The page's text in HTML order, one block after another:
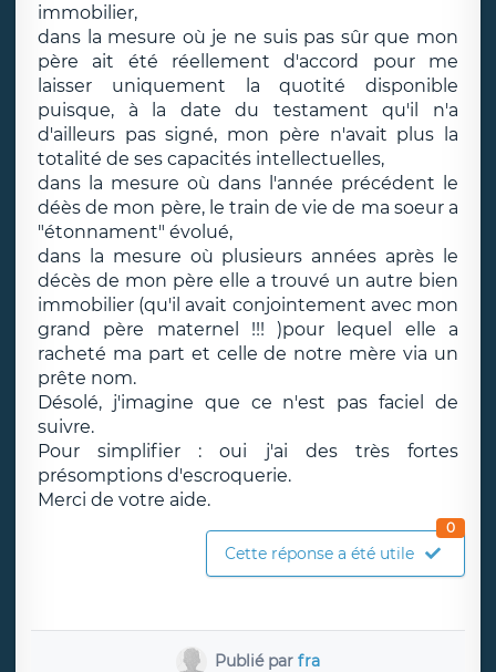
immobilier,
dans la mesure où je ne suis pas sûr que mon
père ait été réellement d'accord pour me
laisser uniquement la quotité disponible
puisque, à la date du testament qu'il n'a
d'ailleurs pas signé, mon père n'avait plus la
totalité de ses capacités intellectuelles,
dans la mesure où dans l'année précédent le
déès de mon père, le train de vie de ma soeur a
"étonnament" évolué,
dans la mesure où plusieurs années après le
décès de mon père elle a trouvé un autre bien
immobilier (qu'il avait conjointement avec mon
grand père maternel !!! )pour lequel elle a
racheté ma part et celle de notre mère via un
prête nom.
Désolé, j'imagine que ce n'est pas faciel de
suivre.
Pour simplifier : oui j'ai des très fortes
présomptions d'escroquerie.
Merci de votre aide.
Cette réponse a été utile
0
Publié parfra